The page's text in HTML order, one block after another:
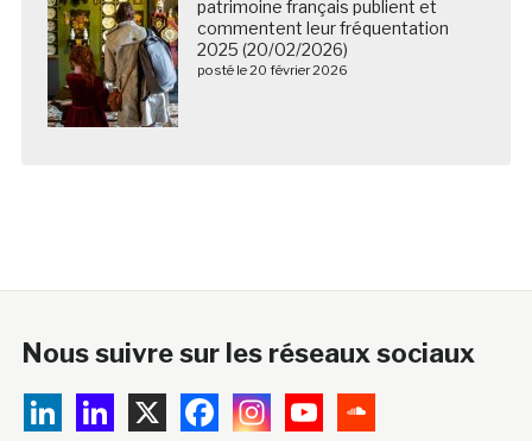
A propos